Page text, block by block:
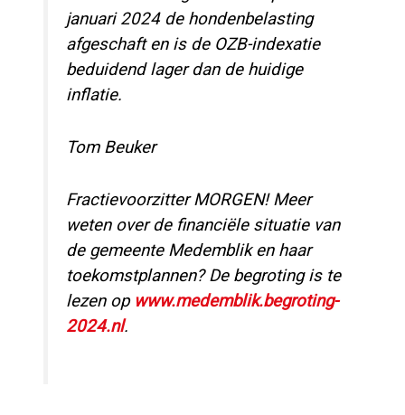
januari 2024 de hondenbelasting
afgeschaft en is de OZB-indexatie
beduidend lager dan de huidige
inflatie.
Tom Beuker
Fractievoorzitter MORGEN! Meer
weten over de financiële situatie van
de gemeente Medemblik en haar
toekomstplannen? De begroting is te
lezen op www.medemblik.begroting-
2024.nl.